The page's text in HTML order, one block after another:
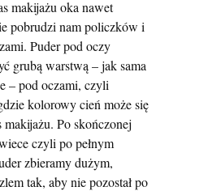
makijażu oka nawet
pobrudzi nam policzków i
Puder pod oczy
grubą warstwą – jak sama
– pod oczami, czyli
kolorowy cień może się
makijażu. Po skończonej
czyli po pełnym
zbieramy dużym,
tak, aby nie pozostał po